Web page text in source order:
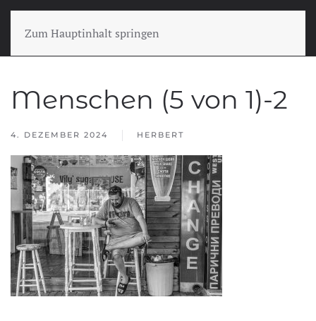
Zum Hauptinhalt springen
Menschen (5 von 1)-2
4. DEZEMBER 2024 HERBERT